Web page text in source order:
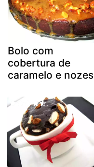
Bolo com
cobertura de
caramelo e nozes